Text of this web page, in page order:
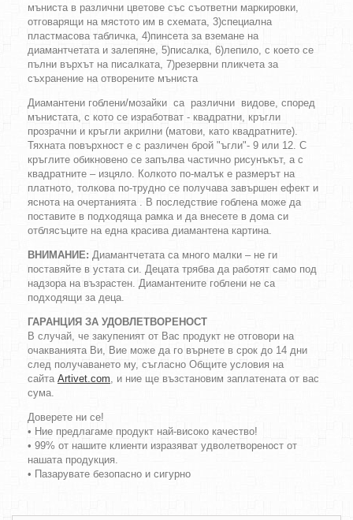
мъниста в различни цветове със съответни маркировки,
отговарящи на мястото им в схемата, 3)специална
пластмасова табличка, 4)пинсета за вземане на
диамантчетата и залепяне, 5)писалка, 6)лепило, с което се
пълни върхът на писалката, 7)резервни пликчета за
съхранение на отворените мъниста
Диамантени гоблени/мозайки са различни видове, според
мънистата, с кото се изработват - квадратни, кръгли
прозрачни и кръгли акрилни (матови, като квадратните).
Тяхната повърхност е с различен брой "ъгли"- 9 или 12. С
кръглите обикновено се запълва частично рисунъкът, а с
квадратните – изцяло. Колкото по-малък е размерът на
платното, толкова по-трудно се получава завършен ефект и
яснота на очертанията . В последствие гоблена може да
поставите в подходяща рамка и да внесете в дома си
отблясъците на една красива диамантена картина.
ВНИМАНИЕ: Диамантчетата са много малки – не ги
поставяйте в устата си. Децата трябва да работят само под
надзора на възрастен. Диамантените гоблени не са
подходящи за деца.
ГАРАНЦИЯ ЗА УДОВЛЕТВОРЕНОСТ
В случай, че закупеният от Вас продукт не отговори на
очакванията Ви, Вие може да го върнете в срок до 14 дни
след получаването му, съгласно Общите условия на
сайта Artivet.com, и ние ще възстановим заплатената от вас
сума.
Доверете ни се!
• Ние предлагаме продукт най-високо качество!
• 99% от нашите клиенти изразяват удволетвореност от
нашата продукция.
• Пазарувате безопасно и сигурно